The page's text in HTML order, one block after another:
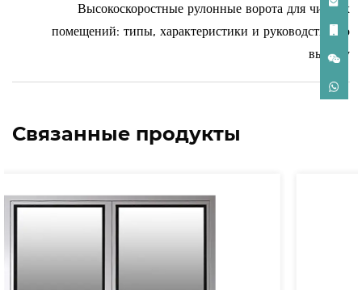
Высокоскоростные рулонные ворота для чистых
помещений: типы, характеристики и руководство по
выбору
Связанные продукты